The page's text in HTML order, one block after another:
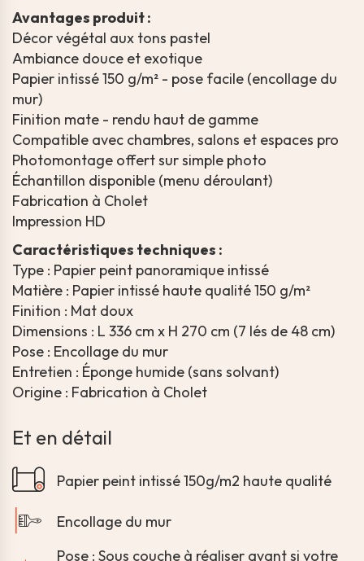
Avantages produit :
Décor végétal aux tons pastel
Ambiance douce et exotique
Papier intissé 150 g/m² - pose facile (encollage du
mur)
Finition mate - rendu haut de gamme
Compatible avec chambres, salons et espaces pro
Photomontage offert sur simple photo
Échantillon disponible (menu déroulant)
Fabrication à Cholet
Impression HD
Caractéristiques techniques :
Type : Papier peint panoramique intissé
Matière : Papier intissé haute qualité 150 g/m²
Finition : Mat doux
Dimensions : L 336 cm x H 270 cm (7 lés de 48 cm)
Pose : Encollage du mur
Entretien : Éponge humide (sans solvant)
Origine : Fabrication à Cholet
Et en détail
Papier peint intissé 150g/m2 haute qualité
Encollage du mur
Pose : Sous couche à réaliser avant si votre